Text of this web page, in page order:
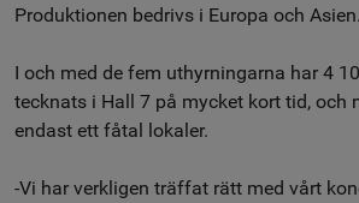
Produktionen bedrivs i Europa och Asien.
I och med de fem uthyrningarna har 4
tecknats i Hall 7 på mycket kort tid, och
endast ett fåtal lokaler.
-Vi har verkligen träffat rätt med vårt